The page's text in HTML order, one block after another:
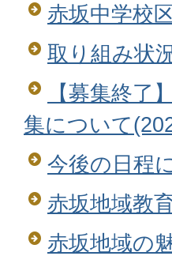
赤坂中学校
取り組み状
【募集終了
集について
今後の日程
赤坂地域教
赤坂地域の